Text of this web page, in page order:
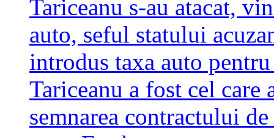
Tariceanu s-au atacat,
auto, seful statului
introdus taxa auto
Tariceanu a fost cel care
semnarea contractului